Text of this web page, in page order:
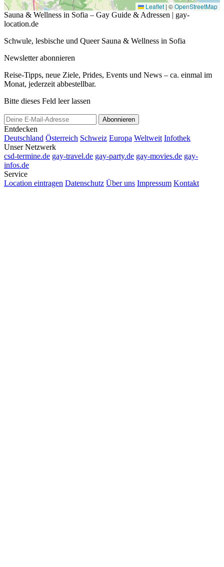
Leaflet | ©OpenStreetMap
Sauna & Wellness in Sofia – Gay Guide & Adressen | gay-
location.de
Schwule, lesbische und Queer Sauna & Wellness in Sofia
Newsletter abonnieren
Reise-Tipps, neue Ziele, Prides, Events und News – ca. einmal im
Monat, jederzeit abbestellbar.
Bitte dieses Feld leer lassen
Abonnieren
Entdecken
Deutschland Österreich Schweiz Europa Weltweit Infothek
Unser Netzwerk
csd-termine.de gay-travel.de gay-party.de gay-movies.de gay-
infos.de
Service
Location eintragen Datenschutz Über uns Impressum Kontakt